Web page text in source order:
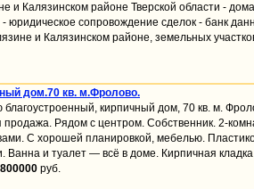
и Калязинском районе Тверской области -
- юридическое сопровождение сделок - банк
и Калязинском районе, земельных
дом.70 кв. м.Фролово.
кирпичный дом, 70 кв. м.
продажа. Рядом с центром. Собственник. 2-
С хорошей планировкой, мебелью.
Ванна и туалет — всё в доме. Кирпичная
руб.